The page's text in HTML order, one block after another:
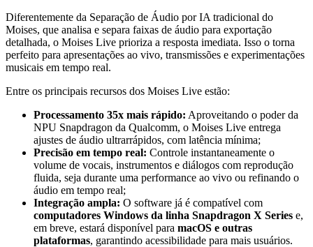
Diferentemente da Separação de Áudio por IA tradicional do
Moises, que analisa e separa faixas de áudio para exportação
detalhada, o Moises Live prioriza a resposta imediata. Isso o torna
perfeito para apresentações ao vivo, transmissões e experimentações
musicais em tempo real.
Entre os principais recursos dos Moises Live estão:
Processamento 35x mais rápido: Aproveitando o poder da
NPU Snapdragon da Qualcomm, o Moises Live entrega
ajustes de áudio ultrarrápidos, com latência mínima;
Precisão em tempo real: Controle instantaneamente o
volume de vocais, instrumentos e diálogos com reprodução
fluida, seja durante uma performance ao vivo ou refinando o
áudio em tempo real;
Integração ampla: O software já é compatível com
computadores Windows da linha Snapdragon X Series e,
em breve, estará disponível para macOS e outras
plataformas, garantindo acessibilidade para mais usuários.